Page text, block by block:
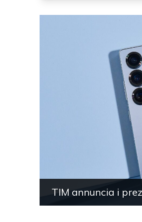
TIM annuncia i